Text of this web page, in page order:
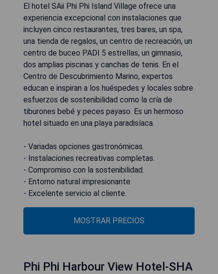
El hotel SAii Phi Phi Island Village ofrece una
experiencia excepcional con instalaciones que
incluyen cinco restaurantes, tres bares, un spa,
una tienda de regalos, un centro de recreación, un
centro de buceo PADI 5 estrellas, un gimnasio,
dos amplias piscinas y canchas de tenis. En el
Centro de Descubrimiento Marino, expertos
educan e inspiran a los huéspedes y locales sobre
esfuerzos de sostenibilidad como la cría de
tiburones bebé y peces payaso. Es un hermoso
hotel situado en una playa paradisíaca.
- Variadas opciones gastronómicas.
- Instalaciones recreativas completas.
- Compromiso con la sostenibilidad.
- Entorno natural impresionante.
- Excelente servicio al cliente.
MOSTRAR PRECIOS
Phi Phi Harbour View Hotel-SHA